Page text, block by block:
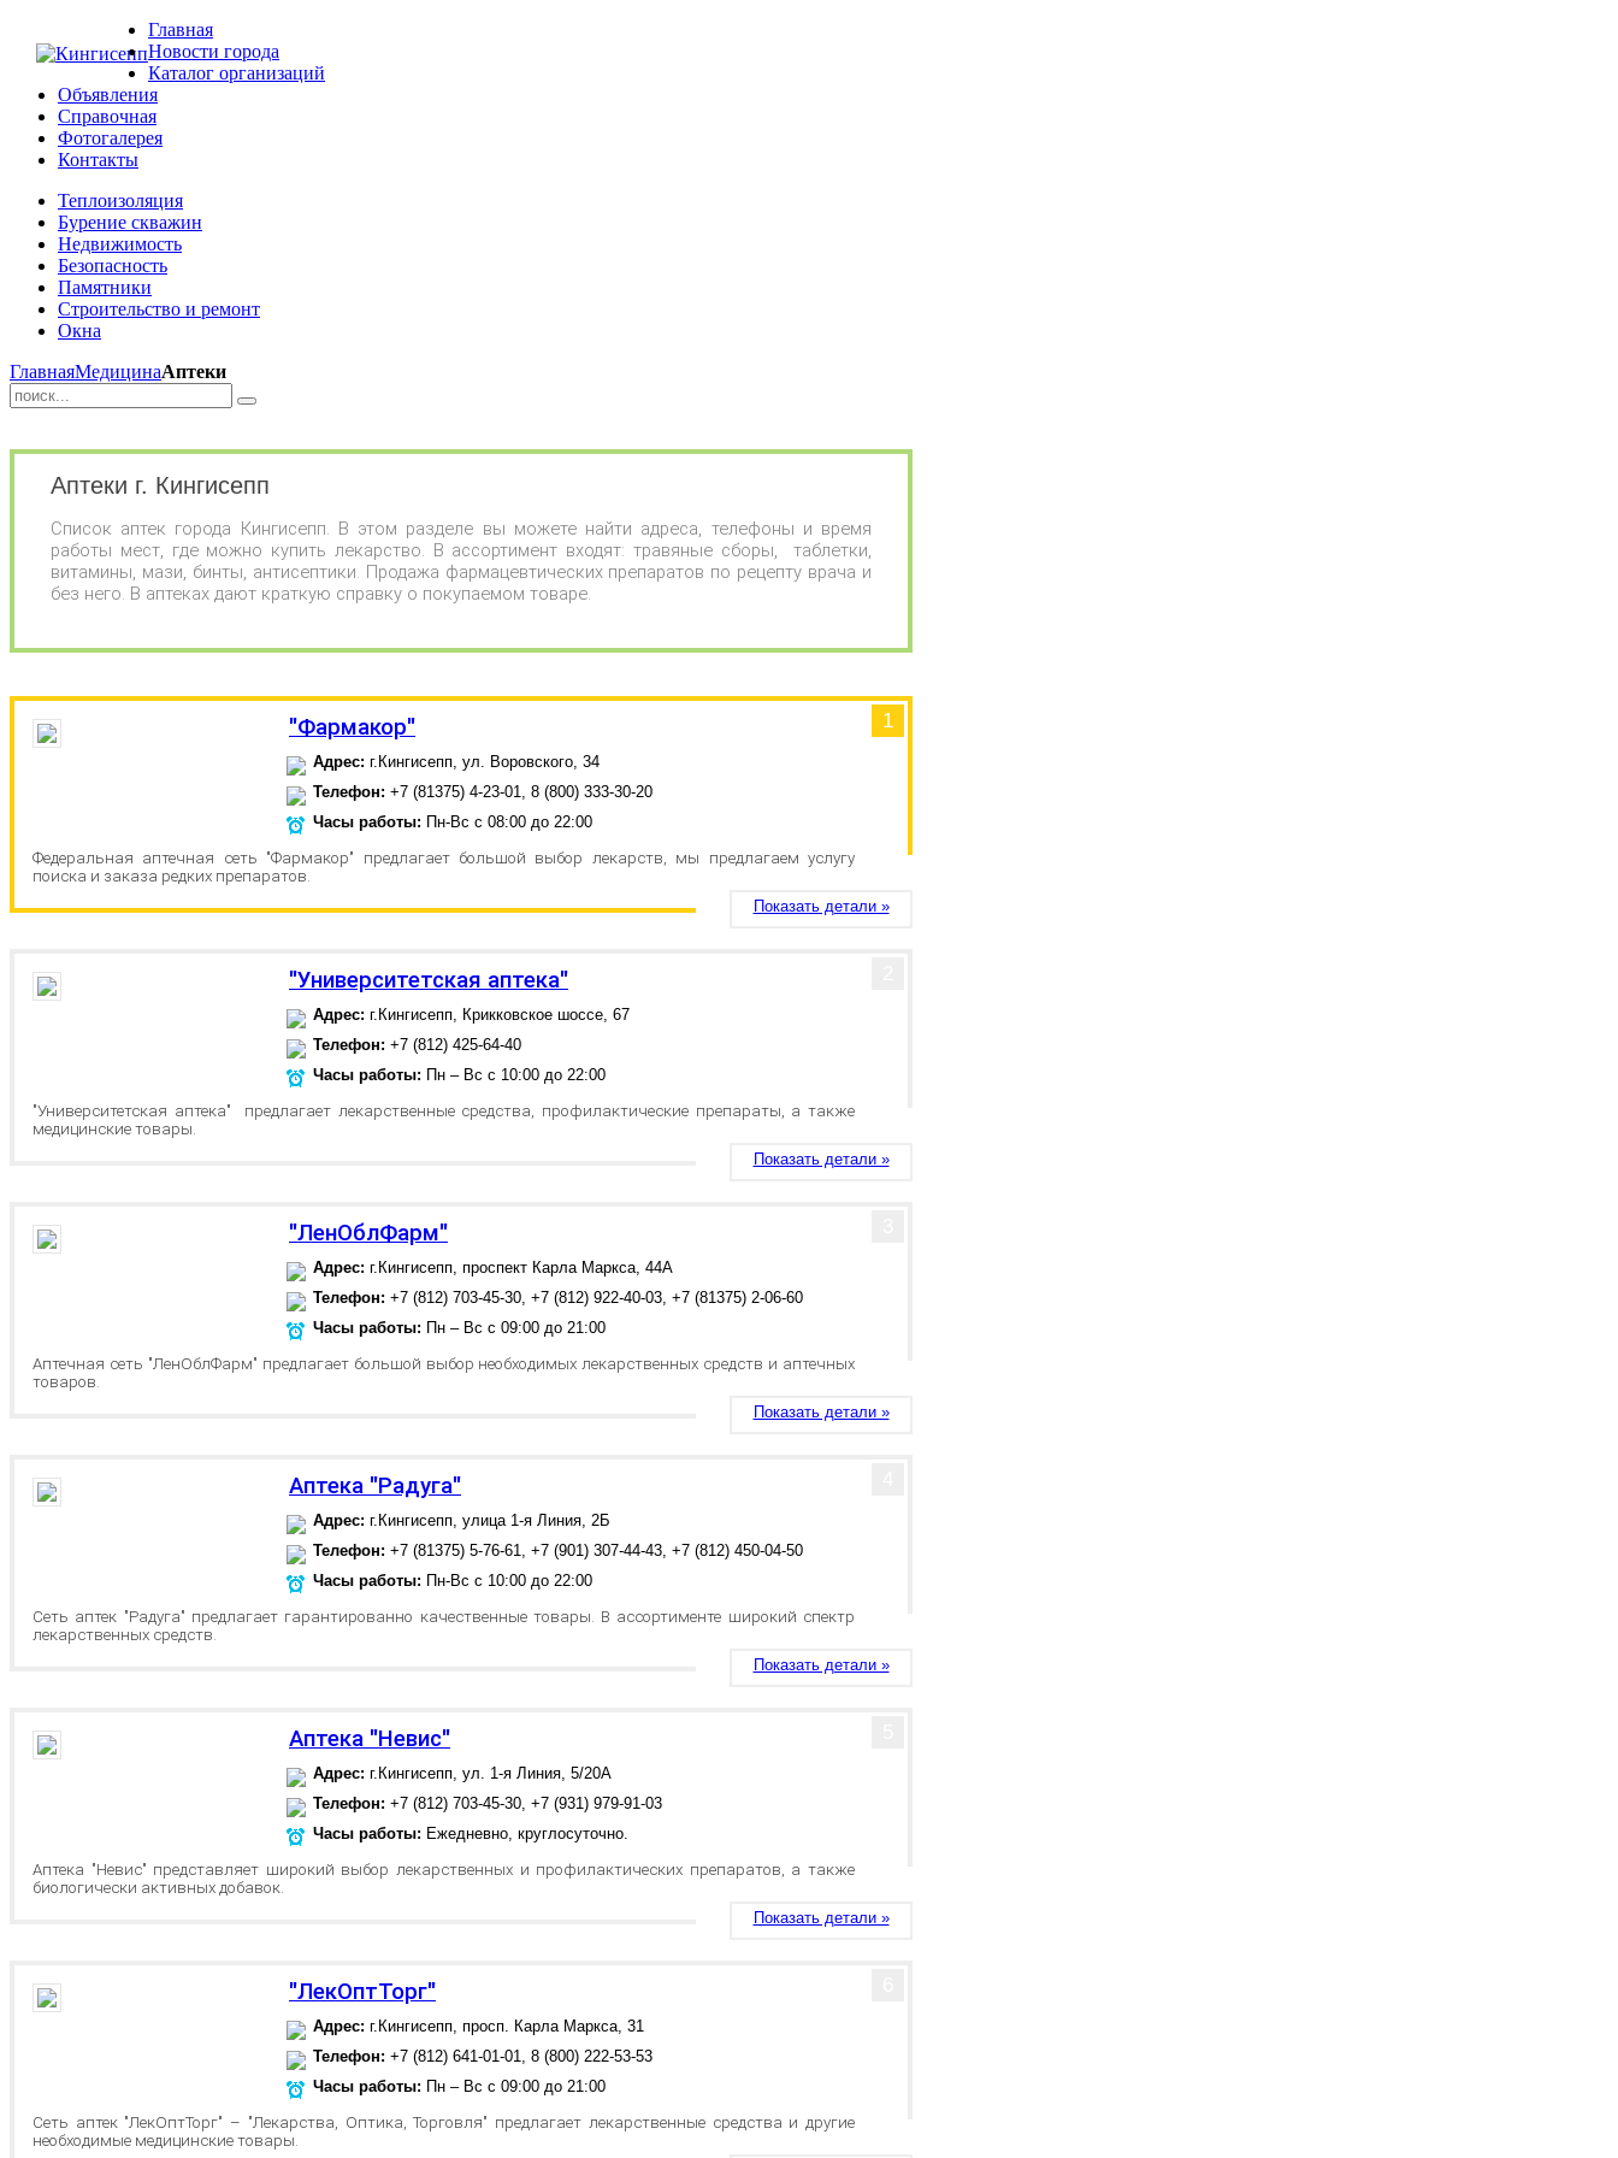
Главная
Новости города
Каталог организаций
Объявления
Справочная
Фотогалерея
Контакты
Теплоизоляция
Бурение скважин
Недвижимость
Безопасность
Памятники
Строительство и ремонт
Окна
ГлавнаяМедицинаАптеки
Аптеки г. Кингисепп
Список аптек города Кингисепп. В этом разделе вы можете найти адреса, телефоны и время
работы мест, где можно купить лекарство. В ассортимент входят: травяные сборы, таблетки,
витамины, мази, бинты, антисептики. Продажа фармацевтических препаратов по рецепту врача и
без него. В аптеках дают краткую справку о покупаемом товаре.
1
"Фармакор"
Адрес: г.Кингисепп, ул. Воровского, 34
Телефон: +7 (81375) 4-23-01, 8 (800) 333-30-20
Часы работы: Пн-Вс с 08:00 до 22:00
Федеральная аптечная сеть "Фармакор" предлагает большой выбор лекарств, мы предлагаем услугу
поиска и заказа редких препаратов.
Показать детали »
"Университетская аптека"
Адрес: г.Кингисепп, Крикковское шоссе, 67
Телефон: +7 (812) 425-64-40
Часы работы: Пн – Вс с 10:00 до 22:00
"Университетская аптека" предлагает лекарственные средства, профилактические препараты, а также
медицинские товары.
Показать детали »
"ЛенОблФарм"
Адрес: г.Кингисепп, проспект Карла Маркса, 44А
Телефон: +7 (812) 703-45-30, +7 (812) 922-40-03, +7 (81375) 2-06-60
Часы работы: Пн – Вс с 09:00 до 21:00
Аптечная сеть "ЛенОблФарм" предлагает большой выбор необходимых лекарственных средств и аптечных
товаров.
Показать детали »
Аптека "Радуга"
Адрес: г.Кингисепп, улица 1-я Линия, 2Б
Телефон: +7 (81375) 5-76-61, +7 (901) 307-44-43, +7 (812) 450-04-50
Часы работы: Пн-Вс с 10:00 до 22:00
Сеть аптек "Радуга" предлагает гарантированно качественные товары. В ассортименте широкий спектр
лекарственных средств.
Показать детали »
Аптека "Невис"
Адрес: г.Кингисепп, ул. 1-я Линия, 5/20А
Телефон: +7 (812) 703-45-30, +7 (931) 979-91-03
Часы работы: Ежедневно, круглосуточно.
Аптека "Невис" представляет широкий выбор лекарственных и профилактических препаратов, а также
биологически активных добавок.
Показать детали »
"ЛекОптТорг"
Адрес: г.Кингисепп, просп. Карла Маркса, 31
Телефон: +7 (812) 641-01-01, 8 (800) 222-53-53
Часы работы: Пн – Вс с 09:00 до 21:00
Сеть аптек "ЛекОптТорг" – "Лекарства, Оптика, Торговля" предлагает лекарственные средства и другие
необходимые медицинские товары.